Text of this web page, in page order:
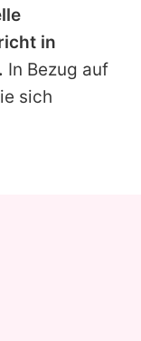
in
In Bezug auf
sich